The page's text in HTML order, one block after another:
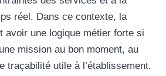
réel. Dans ce contexte, la
avoir une logique métier forte si
mission au bon moment, au
traçabilité utile à l’établissement.